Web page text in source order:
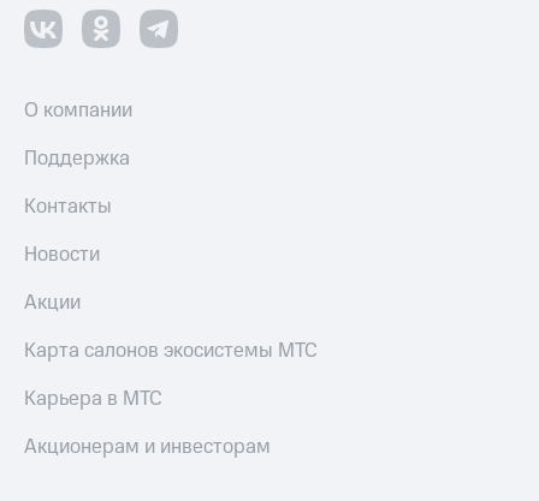
О компании
Поддержка
Контакты
Новости
Акции
Карта салонов экосистемы МТС
Карьера в МТС
Акционерам и инвесторам